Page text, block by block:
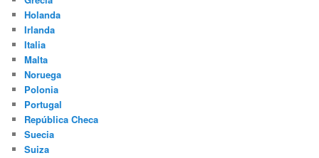
Holanda
Irlanda
Italia
Malta
Noruega
Polonia
Portugal
República Checa
Suecia
Suiza